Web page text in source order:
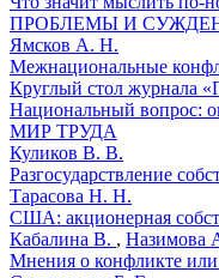
ПРОБЛЕМЫ И
Ямсков А. Н.
Межнациональные
Круглый стол журнала
Национальный вопрос:
МИР ТРУДА
Куликов В. В.
Разгосударствление
Тарасова Н. Н.
США: акционерная
Кабалина В. , Назимова
Мнения о конфликте